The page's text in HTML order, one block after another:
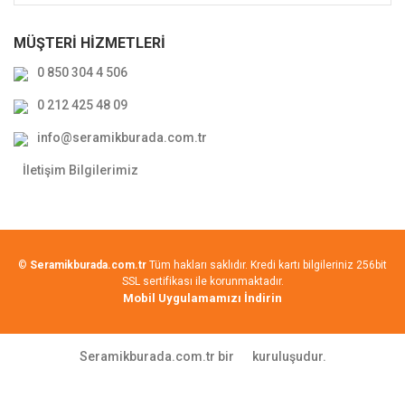
MÜŞTERİ HİZMETLERİ
0 850 304 4 506
0 212 425 48 09
info@seramikburada.com.tr
İletişim Bilgilerimiz
© Seramikburada.com.tr Tüm hakları saklıdır. Kredi kartı bilgileriniz 256bit
SSL sertifikası ile korunmaktadır.
Mobil Uygulamamızı İndirin
Seramikburada.com.tr bir kuruluşudur.